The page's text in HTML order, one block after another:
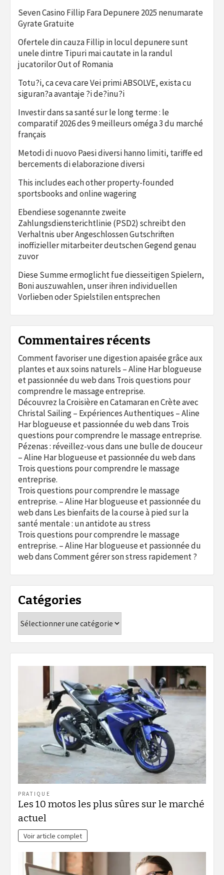
Seven Casino Fillip Fara Depunere 2025 nenumarate
Gyrate Gratuite
Ofertele din cauza Fillip in locul depunere sunt
unele dintre Tipuri mai cautate in la randul
jucatorilor Out of Romania
Totu?i, ca ceva care Vei primi ABSOLVE, exista cu
siguran?a avantaje ?i de?inu?i
Investir dans sa santé sur le long terme : le
comparatif 2026 des 9 meilleurs oméga 3 du marché
français
Metodi di nuovo Paesi diversi hanno limiti, tariffe ed
bercements di elaborazione diversi
This includes each other property-founded
sportsbooks and online wagering
Ebendiese sogenannte zweite
Zahlungsdiensterichtlinie (PSD2) schreibt den
Verhaltnis uber Angeschlossen Gutschriften
inoffizieller mitarbeiter deutschen Gegend genau
zuvor
Diese Summe ermoglicht fue diesseitigen Spielern,
Boni auszuwahlen, unser ihren individuellen
Vorlieben oder Spielstilen entsprechen
Commentaires récents
Comment favoriser une digestion apaisée grâce aux
plantes et aux soins naturels – Aline Har blogueuse
et passionnée du webdans Trois questions pour
comprendre le massage entreprise.
Découvrez la Croisière en Catamaran en Crète avec
Christal Sailing – Expériences Authentiques – Aline
Har blogueuse et passionnée du webdans Trois
questions pour comprendre le massage entreprise.
Pézenas : réveillez-vous dans une bulle de douceur
– Aline Har blogueuse et passionnée du webdans
Trois questions pour comprendre le massage
entreprise.
Trois questions pour comprendre le massage
entreprise. – Aline Har blogueuse et passionnée du
webdans Les bienfaits de la course à pied sur la
santé mentale : un antidote au stress
Trois questions pour comprendre le massage
entreprise. – Aline Har blogueuse et passionnée du
webdansComment gérer son stress rapidement ?
Catégories
PRATIQUE
Les 10 motos les plus sûres sur le marché
actuel
Voir article complet